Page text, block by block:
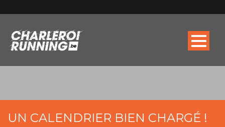
UN CALENDRIER BIEN CHARGÉ !